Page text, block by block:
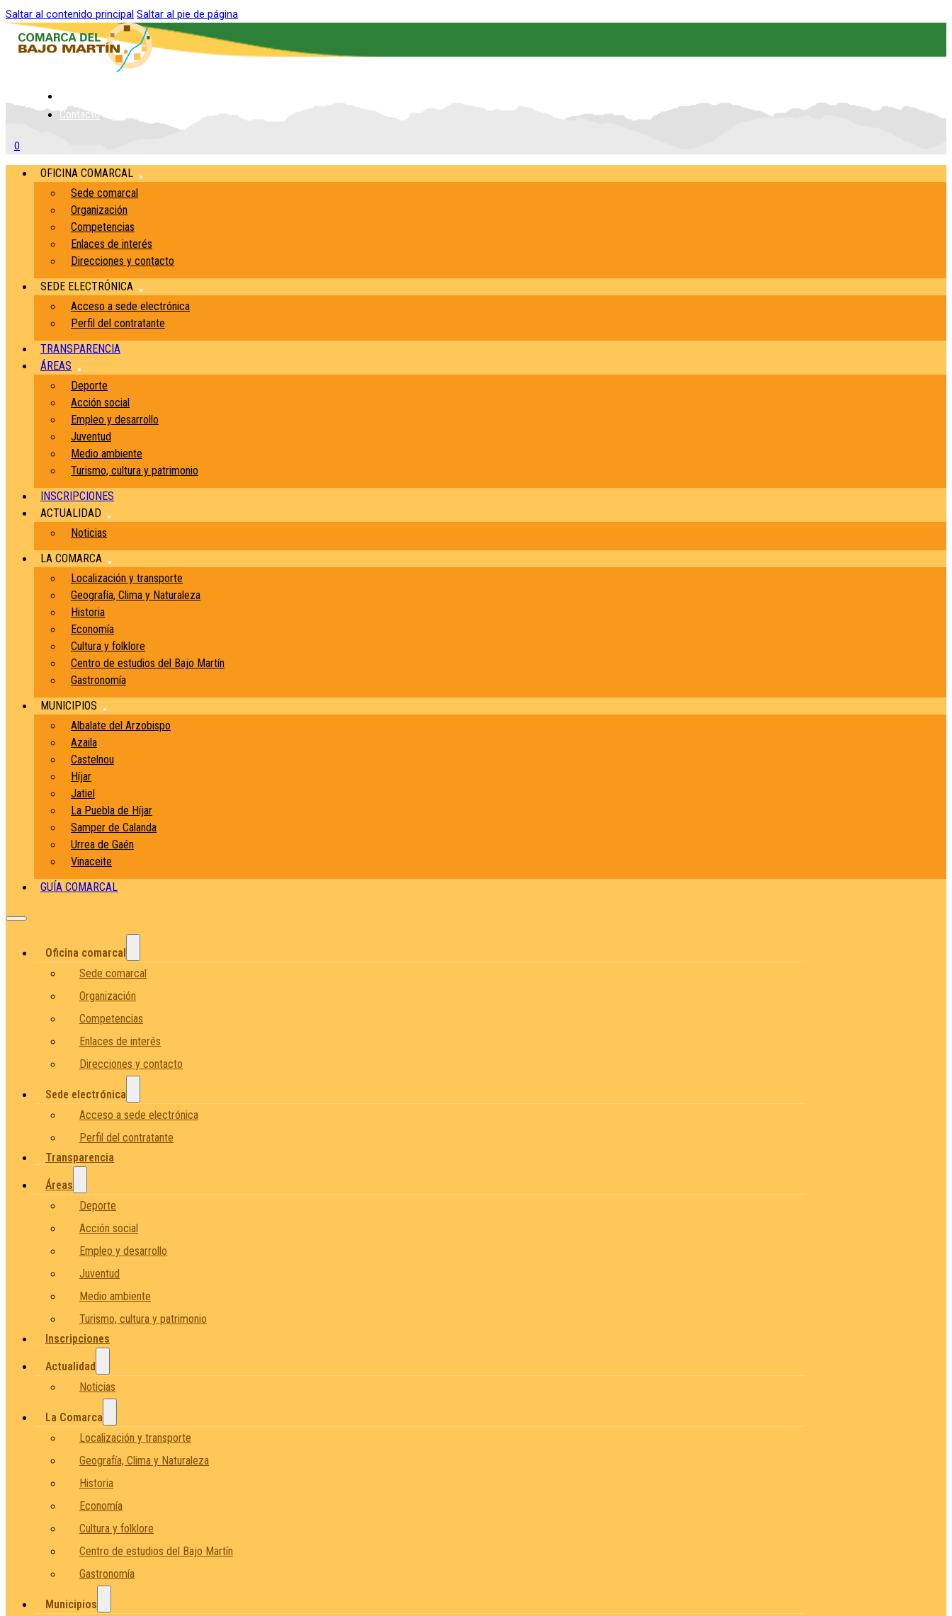
Saltar al contenido principal Saltar al pie de página
Contacto
0
OFICINA COMARCAL
Sede comarcal
Organización
Competencias
Enlaces de interés
Direcciones y contacto
SEDE ELECTRÓNICA
Acceso a sede electrónica
Perfil del contratante
TRANSPARENCIA
ÁREAS
Deporte
Acción social
Empleo y desarrollo
Juventud
Medio ambiente
Turismo, cultura y patrimonio
INSCRIPCIONES
ACTUALIDAD
Noticias
LA COMARCA
Localización y transporte
Geografía, Clima y Naturaleza
Historia
Economía
Cultura y folklore
Centro de estudios del Bajo Martín
Gastronomía
MUNICIPIOS
Albalate del Arzobispo
Azaila
Castelnou
Híjar
Jatiel
La Puebla de Híjar
Samper de Calanda
Urrea de Gaén
Vinaceite
GUÍA COMARCAL
Oficina comarcal
Sede comarcal
Organización
Competencias
Enlaces de interés
Direcciones y contacto
Sede electrónica
Acceso a sede electrónica
Perfil del contratante
Transparencia
Áreas
Deporte
Acción social
Empleo y desarrollo
Juventud
Medio ambiente
Turismo, cultura y patrimonio
Inscripciones
Actualidad
Noticias
La Comarca
Localización y transporte
Geografía, Clima y Naturaleza
Historia
Economía
Cultura y folklore
Centro de estudios del Bajo Martín
Gastronomía
Municipios